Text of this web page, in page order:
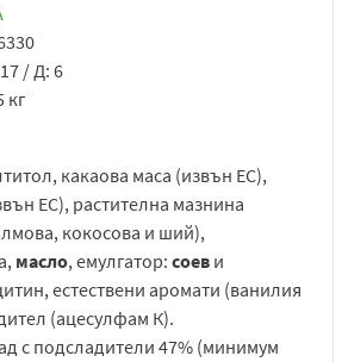
/ Д: 6
кг
какаова маса (извън ЕС),
ЕС), растителна мазнина
кокосова и ший),
масло, емулгатор: соев и
естествени аромати (ванилия
(ацесулфам К).
с подсладители 47% (минимум